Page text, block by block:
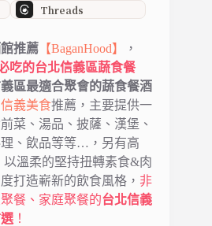
Threads
推薦 【BaganHood】
，
吃的台北信義區蔬食餐
區最適合聚會的蔬食餐酒
義美食推薦，主要提供一
菜、湯品、披薩、漢堡、
、飲品等等…，另有高
溫柔的堅持扭轉素食&肉
打造嶄新的飲食風格， 非
餐、家庭聚餐的台北信義
！